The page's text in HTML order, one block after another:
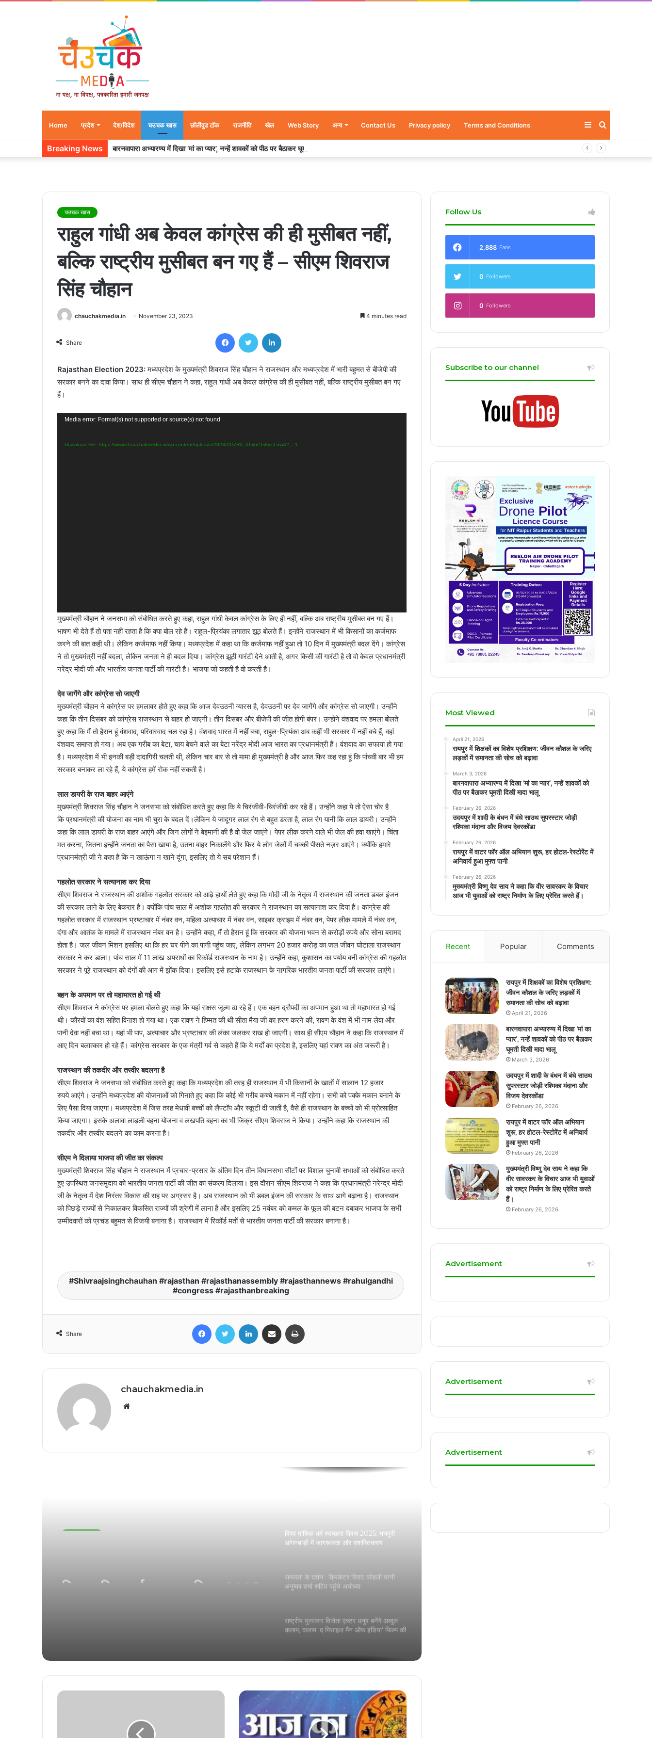
Home प्रदेश देश/विदेश चउचक खास छॉलीवुड टॉक राजनीति खेल Web Story अन्य Contact Us Privacy policy Terms and Conditions Sidebar
Breaking News बारनवापारा अभ्यारण्य में दिखा ‘मां का प्यार’, नन्हें शावकों को पीठ पर बैठाकर घूमती दिखी मादा भालू
चउचक खास
राहुल गांधी अब केवल कांग्रेस की ही मुसीबत नहीं,
बल्कि राष्ट्रीय मुसीबत बन गए हैं – सीएम शिवराज
सिंह चौहान
chauchakmedia.in November 23, 2023 4 minutes read
Share
FacebookTwitter
Rajasthan Election 2023:मध्यप्रदेश के मुख्यमंत्री शिवराज सिंह चौहान ने राजस्थान और मध्यप्रदेश में भारी बहुमत से बीजेपी की
सरकार बनने का दावा किया। साथ ही सीएम चौहान ने कहा, राहुल गांधी अब केवल कांग्रेस की ही मुसीबत नहीं, बल्कि राष्ट्रीय मुसीबत बन गए
हैं।
Video
Media error: Format(s) not supported or source(s) not found
Download File: https://www.chauchakmedia.in/wp-content/uploads/2023/11/7R0_iOIxb2Ts8yzJ.mp4?_=1
मुख्यमंत्री चौहान ने जनसभा को संबोधित करते हुए कहा, राहुल गांधी केवल कांग्रेस के लिए ही नहीं, बल्कि अब राष्ट्रीय मुसीबत बन गए हैं।
भाषण भी देते हैं तो पता नहीं रहता है कि क्या बोल रहे हैं। राहुल-प्रियंका लगातार झूठ बोलते हैं। इन्होंने राजस्थान में भी किसानों का कर्जमाफ
करने की बात कही थी। लेकिन कर्जमाफ नहीं किया। मध्यप्रदेश में कहा था कि कर्जमाफ नहीं हुआ तो 10 दिन में मुख्यमंत्री बदल देंगे। कांग्रेस
ने तो मुख्यमंत्री नहीं बदला, लेकिन जनता ने ही बदल दिया। कांग्रेस झूठी गारंटी देने आती है, अगर किसी की गारंटी है तो वो केवल प्रधानमंत्री
नरेंद्र मोदी जी और भारतीय जनता पार्टी की गारंटी है। भाजपा जो कहती है वो करती है।
देव जागेंगे और कांग्रेस सो जाएगी
मुख्यमंत्री चौहान ने कांग्रेस पर हमलावर होते हुए कहा कि आज देवउठनी ग्यारस है, देवउठनी पर देव जागेंगे और कांग्रेस सो जाएगी। उन्होंने
कहा कि तीन दिसंबर को कांग्रेस राजस्थान से बाहर हो जाएगी। तीन दिसंबर और बीजेपी की जीत होगी बंपर। उन्होंने वंशवाद पर हमला बोलते
हुए कहा कि मैं तो हैरान हूं वंशवाद, परिवारवाद चल रहा है। वंशवाद भारत में नहीं बचा, राहुल-प्रियंका अब कहीं भी सरकार में नहीं बचे हैं, वहां
वंशवाद समाप्त हो गया। अब एक गरीब का बेटा, चाय बेचने वाले का बेटा नरेंद्र मोदी आज भारत का प्रधानमंत्री हैं। वंशवाद का सफाया हो गया
है। मध्यप्रदेश में भी इनकी बड़ी दादागिरी चलती थी, लेकिन चार बार से तो मामा ही मुख्यमंत्री है और आज फिर कह रहा हूं कि पांचवी बार भी हम
सरकार बनाकर ला रहे हैं, ये कांग्रेस हमें रोक नहीं सकती है।
लाल डायरी के राज बाहर आएंगे
मुख्यमंत्री शिवराज सिंह चौहान ने जनसभा को संबोधित करते हुए कहा कि ये चिरंजीवी-चिरंजीवी कर रहे हैं। उन्होंने कहा ये तो ऐसा चोर है
कि प्रधानमंत्री की योजना का नाम भी चुरा के बदल दें।लेकिन ये जादूगर लाल रंग से बहुत डरता है, लाल रंग यानी कि लाल डायरी। उन्होंने
कहा कि लाल डायरी के राज बाहर आएंगे और जिन लोगों ने बेइमानी की है वो जेल जाएंगे। पेपर लीक करने वाले भी जेल की हवा खाएंगे। चिंता
मत करना, जितना इन्होंने जनता का पैसा खाया है, उतना बाहर निकालेंगे और फिर ये लोग जेलों में चक्की पीसते नज़र आएंगे। क्योंकि हमारे
प्रधानमंत्री जी ने कहा है कि न खाऊंगा न खाने दूंगा, इसलिए तो ये सब परेशान हैं।
गहलोत सरकार ने सत्यानाश कर दिया
सीएम शिवराज ने राजस्थान की अशोक गहलोत सरकार को आढ़े हाथों लेते हुए कहा कि मोदी जी के नेतृत्व में राजस्थान की जनता डबल इंजन
की सरकार लाने के लिए बेकरार है। क्योंकि पांच साल में अशोक गहलोत की सरकार ने राजस्थान का सत्यानाश कर दिया है। कांग्रेस की
गहलोत सरकार में राजस्थान भ्रष्टाचार में नंबर वन, महिला अत्याचार में नंबर वन, साइबर क्राइम में नंबर वन, पेपर लीक मामले में नंबर वन,
दंगा और आतंक के मामले में राजस्थान नंबर वन है। उन्होंने कहा, मैं तो हैरान हूं कि सरकार की योजना भवन से करोड़ों रुपये और सोना बरामद
होता है। जल जीवन मिशन इसलिए था कि हर घर पीने का पानी पहुंच जाए, लेकिन लगभग 20 हजार करोड़ का जल जीवन घोटाला राजस्थान
सरकार ने कर डाला। पांच साल में 11 लाख अपराधों का रिकॉर्ड राजस्थान के नाम है। उन्होंने कहा, कुशासन का पर्याय बनी कांग्रेस की गहलोत
सरकार ने पूरे राजस्थान को दंगों की आग में झोंक दिया। इसलिए इसे हटाके राजस्थान के नागरिक भारतीय जनता पार्टी की सरकार लाएंगे।
बहन के अपमान पर तो महाभारत हो गई थी
सीएम शिवराज ने कांग्रेस पर हमला बोलते हुए कहा कि यहां राक्षस जूल्म ढा रहे हैं। एक बहन द्रौपदी का अपमान हुआ था तो महाभारत हो गई
थी। कौरवों का वंश सहित विनाश हो गया था। एक रावण ने हिम्मत की थी सीता मैया जी का हरण करने की, रावण के वंश में भी नाम लेवा और
पानी देवा नहीं बचा था। यहां भी पाप, अत्याचार और भ्रष्टाचार की लंका जलकर राख हो जाएगी। साथ ही सीएम चौहान ने कहा कि राजस्थान में
आए दिन बलात्कार हो रहे हैं। कांग्रेस सरकार के एक मंत्री गर्व से कहते हैं कि ये मर्दों का प्रदेश है, इसलिए यहां रावण का अंत जरूरी है।
राजस्थान की तकदीर और तस्वीर बदलना है
सीएम शिवराज ने जनसभा को संबोधित करते हुए कहा कि मध्यप्रदेश की तरह ही राजस्थान में भी किसानों के खातों में सालान 12 हजार
रुपये आएंगे। उन्होंने मध्यप्रदेश की योजनाओं को गिनाते हुए कहा कि कोई भी गरीब कच्चे मकान में नहीं रहेगा। सभी को पक्के मकान बनाने के
लिए पैसा दिया जाएगा। मध्यप्रदेश में जिस तरह मेधावी बच्चों को लैपटॉप और स्कूटी दी जाती है, वैसे ही राजस्थान के बच्चों को भी प्रोत्साहित
किया जाएगा। इसके अलावा लाड़ली बहना योजना व लखपति बहना का भी जिक्र सीएम शिवराज ने किया। उन्होंने कहा कि राजस्थान की
तकदीर और तस्वीर बदलने का काम करना है।
सीएम ने दिलाया भाजपा की जीत का संकल्प
मुख्यमंत्री शिवराज सिंह चौहान ने राजस्थान में प्रचार-प्रसार के अंतिम दिन तीन विधानसभा सीटों पर विशाल चुनावी सभाओं को संबोधित करते
हुए उपस्थित जनसमुदाय को भारतीय जनता पार्टी की जीत का संकल्प दिलाया। इस दौरान सीएम शिवराज ने कहा कि प्रधानमंत्री नरेन्द्र मोदी
जी के नेतृत्व में देश निरंतर विकास की राह पर अग्रसर है। अब राजस्थान को भी डबल इंजन की सरकार के साथ आगे बढ़ाना है। राजस्थान
को पिछड़े राज्यों से निकालकर विकसित राज्यों की श्रेणी में लाना है और इसलिए 25 नवंबर को कमल के फूल की बटन दबाकर भाजपा के सभी
उम्मीदवारों को प्रचंड बहुमत से विजयी बनाना है। राजस्थान में रिकॉर्ड मतों से भारतीय जनता पार्टी की सरकार बनाना है।
Shivraajsinghchauhan #rajasthan #rajasthanassembly #rajasthannews #rahulgandhi
#congress #rajasthanbreaking
Share
FacebookTwitter LinkedIn Share via Email
chauchakmedia.in
Website
छत्तीसगढ़ी सिनेमा के दिग्गज सतीश जैन और मोहित
परिणाम घोषित, शक्ति दुबे ने हासिल किया पहला
स्थान
भुज में 13 अप्रैल को होगा हिंदी कविता का भव्य
Glimpse हुआ रिलीज, गानों में दिखेगा कवि डॉ.
विश्व मासिक धर्म स्वच्छता दिवस 2025: भनपुरी
आंगनबाड़ी में जागरूकता और सशक्तिकरण
रामलला के दर्शन : क्रिकेटर विराट कोहली पत्नी
अनुष्का शर्मा सहित पहुंचे अयोध्या
राष्ट्रीय पुरस्कार विजेता एक्टर धनुष बनेंगे अब्दुल
कलाम, कलाम: द मिसाइल मैन ऑफ इंडिया’ फिल्म की
घोषणा
छत्तीसगढ़ी सिनेमा के दिग्गज सतीश जैन और मोहित
UPSC सिविल सेवा परीक्षा 2024 के अंतिम
परिणाम घोषित, शक्ति दुबे ने हासिल किया पहला
स्थान
Follow Us
2,888 Fans
0 Followers
0 Followers
Subscribe to our channel
Most Viewed
April 21, 2026
रायपुर में शिक्षकों का विशेष प्रशिक्षण: जीवन कौशल के जरिए
लड़कों में समानता की सोच को बढ़ावा
March 3, 2026
बारनवापारा अभ्यारण्य में दिखा ‘मां का प्यार’, नन्हें शावकों को
पीठ पर बैठाकर घूमती दिखी मादा भालू
February 26, 2026
उदयपुर में शादी के बंधन में बंधे साउथ सुपरस्टार जोड़ी
रश्मिका मंदाना और विजय देवरकोंडा
February 26, 2026
रायपुर में वाटर फॉर ऑल अभियान शुरू, हर होटल-रेस्टोरेंट में
अनिवार्य हुआ मुफ्त पानी
February 26, 2026
मुख्यमंत्री विष्णु देव साय ने कहा कि वीर सावरकर के विचार
आज भी युवाओं को राष्ट्र निर्माण के लिए प्रेरित करते हैं।
Recent Popular Comments
रायपुर में शिक्षकों का विशेष प्रशिक्षण:
जीवन कौशल के जरिए लड़कों में
समानता की सोच को बढ़ावा
April 21, 2026
बारनवापारा अभ्यारण्य में दिखा ‘मां का
प्यार’, नन्हें शावकों को पीठ पर बैठाकर
घूमती दिखी मादा भालू
March 3, 2026
उदयपुर में शादी के बंधन में बंधे साउथ
सुपरस्टार जोड़ी रश्मिका मंदाना और
विजय देवरकोंडा
February 26, 2026
रायपुर में वाटर फॉर ऑल अभियान
शुरू, हर होटल-रेस्टोरेंट में अनिवार्य
हुआ मुफ्त पानी
February 26, 2026
मुख्यमंत्री विष्णु देव साय ने कहा कि
वीर सावरकर के विचार आज भी युवाओं
को राष्ट्र निर्माण के लिए प्रेरित करते
हैं।
February 26, 2026
Advertisement
Advertisement
Advertisement